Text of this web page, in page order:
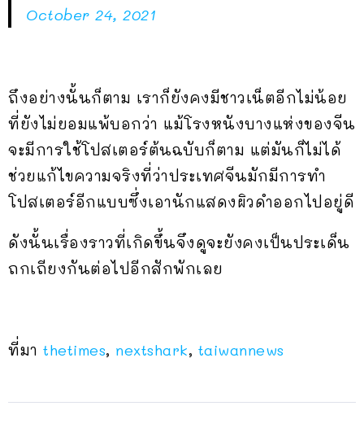
October 24, 2021
ถึงอย่างนั้นก็ตาม เราก็ยังคงมีชาวเน็ตอีกไม่น้อย
ที่ยังไม่ยอมแพ้บอกว่า แม้โรงหนังบางแห่งของจีน
จะมีการใช้โปสเตอร์ต้นฉบับก็ตาม แต่มันก็ไม่ได้
ช่วยแก้ไขความจริงที่ว่าประเทศจีนมักมีการทำ
โปสเตอร์อีกแบบซึ่งเอานักแสดงผิวดำออกไปอยู่ดี
ดังนั้นเรื่องราวที่เกิดขึ้นจึงดูจะยังคงเป็นประเด็น
ถกเถียงกันต่อไปอีกสักพักเลย
ที่มา thetimes, nextshark, taiwannews